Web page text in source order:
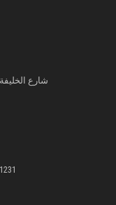
شارع
- 26831474